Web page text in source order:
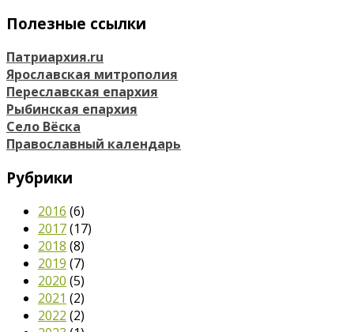
Полезные ссылки
Патриархия.ru
Ярославская митрополия
Переславская епархия
Рыбинская епархия
Село Вёска
Православный календарь
Рубрики
2016 (6)
2017(17)
2018 (8)
2019 (7)
2020 (5)
2021 (2)
2022 (2)